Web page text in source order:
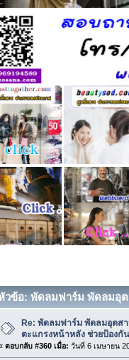
วข้อ: พัดลมฟาร์ม พัดลมอุต
Re: พัดลมฟาร์ม พัดลมอุตส
ตะแกรงหน้าหลัง ช่วยป้องกั
ตอบกลับ #360 เมื่อ: วันที่ 6 เมษายน